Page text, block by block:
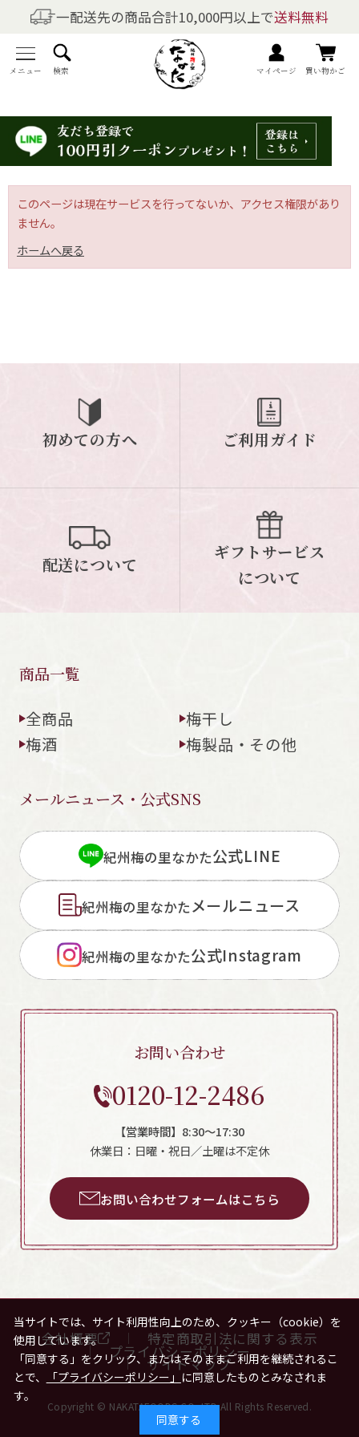
一配送先の商品合計10,000円以上で送料無料
メニュー 検索 マイページ 買い物かご
商品を探す
全商品一覧
梅干しの商品一覧
梅酒の商品一覧
梅製品・その他の商品一覧
メニュー
初めての方へ ご利用ガイド
配送について ギフトサービス
お問い合わせ
0120-12-2486
休業日：日曜・祝日／土曜は不定休
閉じる
このページは現在サービスを行ってないか、アクセス権限があり
ません。
ホームへ戻る
初めての方へ ご利用ガイド
配送について
ギフトサービス
について
商品一覧
全商品
梅干し
梅酒
梅製品・その他
メールニュース・公式SNS
紀州梅の里なかた公式LINE
紀州梅の里なかたメールニュース
紀州梅の里なかた公式Instagram
お問い合わせ
0120-12-2486
【営業時間】8:30～17:30
休業日：日曜・祝日／土曜は不定休
お問い合わせフォームはこちら
会社概要 特定商取引法に関する表示
プライバシーポリシー
サイトマップ
Copyright © NAKATAFOODS.CO.,LTD All Rights Reserved.
当サイトでは、サイト利用性向上のため、クッキー（cookie）を
使用しています。
「同意する」をクリック、またはそのままご利用を継続されるこ
とで、
「プライバシーポリシー」 に同意したものとみなされま
す。
同意する